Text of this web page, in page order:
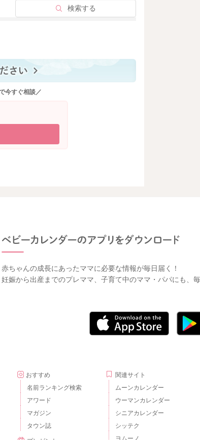
検索する
今すぐ相談／
赤ちゃんの成長にあったママに必要な情報が毎日届く！
妊娠から出産までのプレママ、子育て中のママ・パパにも、
おすすめ
名前ランキング検索
アワード
マガジン
タウン誌
関連サイト
ムーンカレンダー
ウーマンカレンダー
シニアカレンダー
シッテク
ヨムーノ